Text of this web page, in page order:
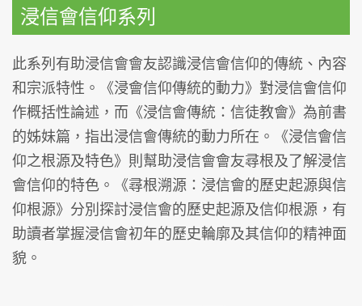
浸信會信仰系列
此系列有助浸信會會友認識浸信會信仰的傳統、內容
和宗派特性。《浸會信仰傳統的動力》對浸信會信仰
作概括性論述，而《浸信會傳統：信徒教會》為前書
的姊妹篇，指出浸信會傳統的動力所在。《浸信會信
仰之根源及特色》則幫助浸信會會友尋根及了解浸信
會信仰的特色。《尋根溯源：浸信會的歷史起源與信
仰根源》分別探討浸信會的歷史起源及信仰根源，有
助讀者掌握浸信會初年的歷史輪廓及其信仰的精神面
貌。